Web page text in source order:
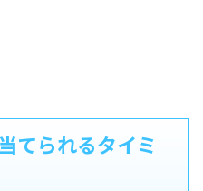
てられるタイミ